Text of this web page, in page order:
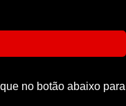
no botão abaixo para